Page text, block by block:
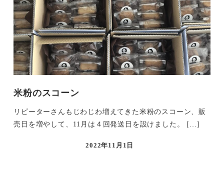
米粉のスコーン
リピーターさんもじわじわ増えてきた米粉のスコーン、販
売日を増やして、11月は４回発送日を設けました。 […]
2022年11月1日